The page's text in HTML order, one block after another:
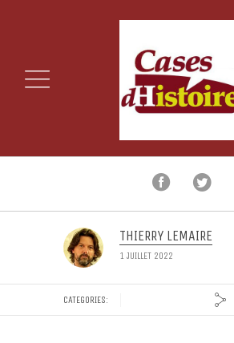
THIERRY LEMAIRE
1 JUILLET 2022
CATEGORIES: